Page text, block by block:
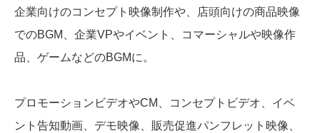
企業向けのコンセプト映像制作や、店頭向けの商品映像
でのBGM、企業VPやイベント、コマーシャルや映像作
品、ゲームなどのBGMに。
プロモーションビデオやCM、コンセプトビデオ、イベ
ント告知動画、デモ映像、販売促進パンフレット映像、